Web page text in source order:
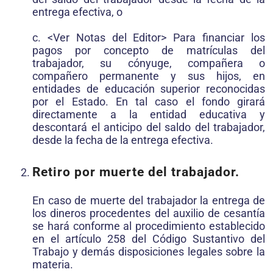
entrega efectiva, o
c. <Ver Notas del Editor> Para financiar los
pagos por concepto de matrículas del
trabajador, su cónyuge, compañera o
compañero permanente y sus hijos, en
entidades de educación superior reconocidas
por el Estado. En tal caso el fondo girará
directamente a la entidad educativa y
descontará el anticipo del saldo del trabajador,
desde la fecha de la entrega efectiva.
Retiro por muerte del trabajador.
En caso de muerte del trabajador la entrega de
los dineros procedentes del auxilio de cesantía
se hará conforme al procedimiento establecido
en el artículo 258 del Código Sustantivo del
Trabajo y demás disposiciones legales sobre la
materia.